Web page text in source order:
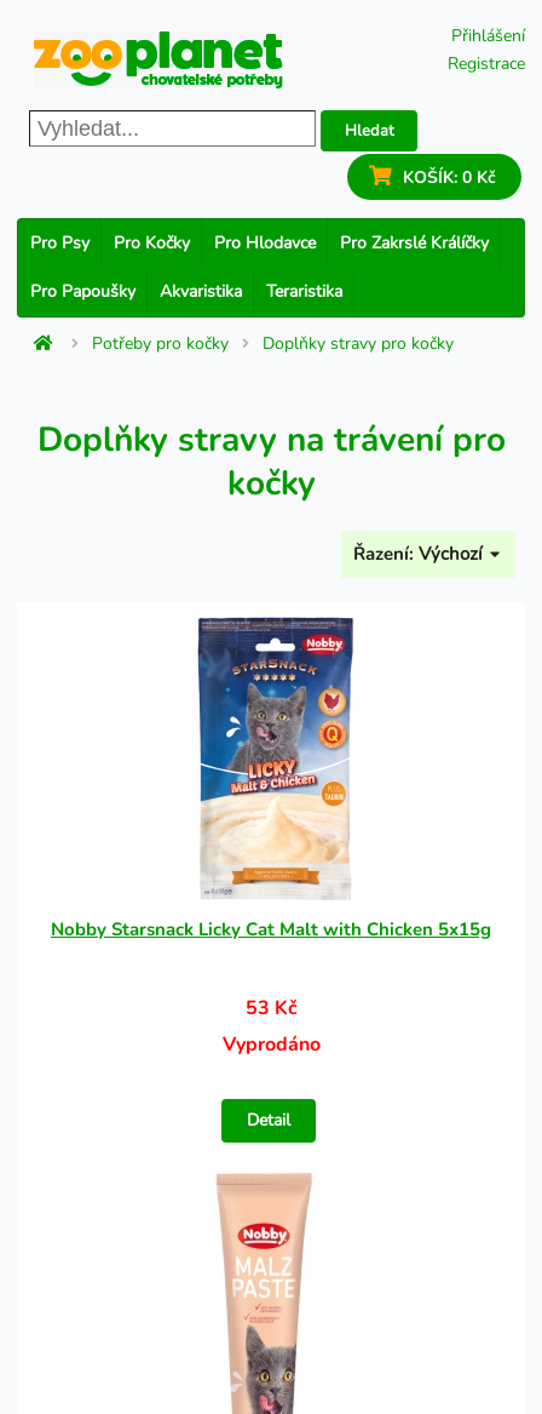
Přihlášení
Registrace
Hledat
KOŠÍK: 0 Kč
Pro Psy Pro Kočky Pro Hlodavce Pro Zakrslé Králíčky
Pro Papoušky Akvaristika Teraristika
Potřeby pro kočky Doplňky stravy pro kočky
Doplňky stravy na trávení pro
kočky
Řazení: Výchozí
Nobby Starsnack Licky Cat Malt with Chicken 5x15g
53 Kč
Vyprodáno
Detail